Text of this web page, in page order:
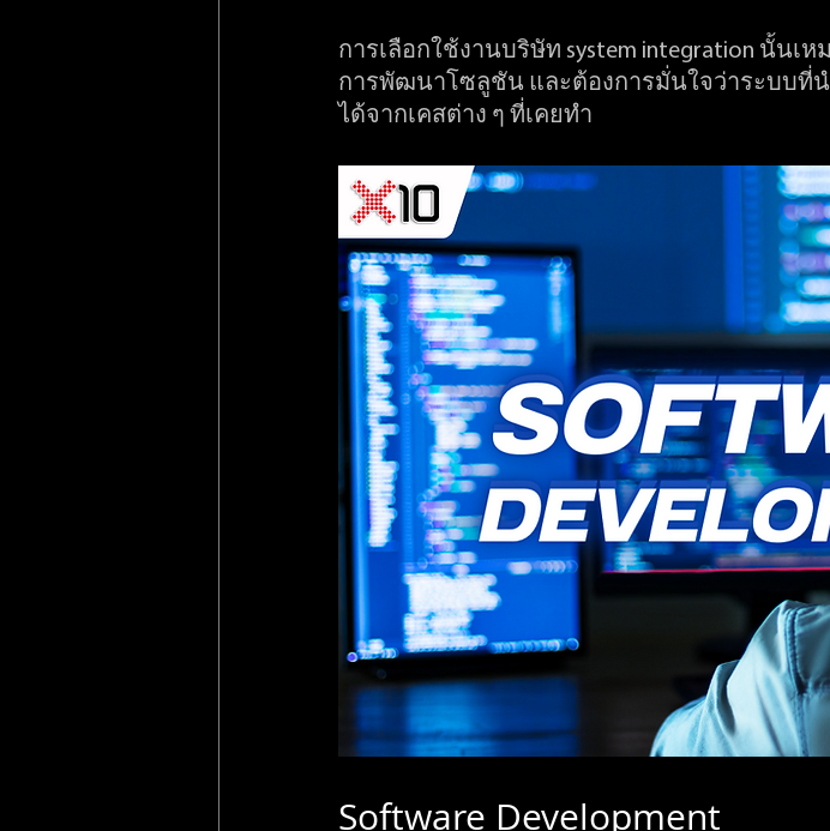
การเลือกใช้งานบริษัท system integration นั้นเ
การพัฒนาโซลูชัน และต้องการมั่นใจว่าระบบที่
ได้จากเคสต่าง ๆ ที่เคยทำ
Software Development